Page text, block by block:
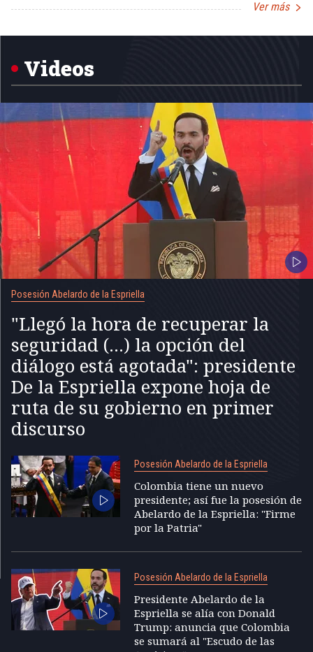
Ver más
1
Videos
Posesión Abelardo de la Espriella
"Llegó la hora de recuperar la
seguridad (...) la opción del
diálogo está agotada": presidente
De la Espriella expone hoja de
ruta de su gobierno en primer
discurso
Posesión Abelardo de la Espriella
Colombia tiene un nuevo
presidente; así fue la posesión de
Abelardo de la Espriella: "Firme
por la Patria"
Posesión Abelardo de la Espriella
Presidente Abelardo de la
Espriella se alía con Donald
Trump: anuncia que Colombia
se sumará al "Escudo de las